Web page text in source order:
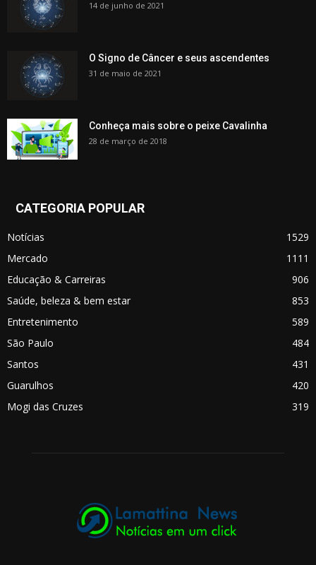
14 de junho de 2021
O Signo de Câncer e seus ascendentes
31 de maio de 2021
Conheça mais sobre o peixe Cavalinha
28 de março de 2018
CATEGORIA POPULAR
Notícias
1529
Mercado
1111
Educação & Carreiras
906
Saúde, beleza & bem estar
853
Entretenimento
589
São Paulo
484
Santos
431
Guarulhos
420
Mogi das Cruzes
319